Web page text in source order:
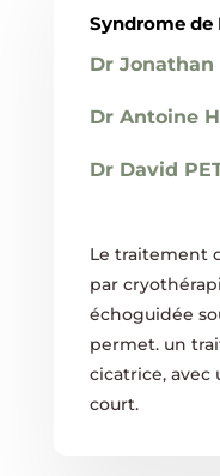
Syndrome de
Dr Jonathan
Dr Antoine
Dr David
Le traitement
par
échoguidée
permet. un
cicatrice, avec
court.